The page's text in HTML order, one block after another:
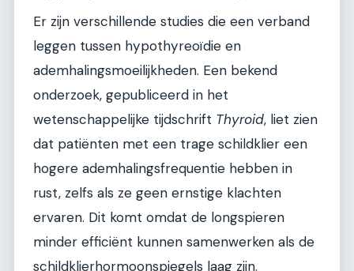
Er zijn verschillende studies die een verband
leggen tussen hypothyreoïdie en
ademhalingsmoeilijkheden. Een bekend
onderzoek, gepubliceerd in het
wetenschappelijke tijdschrift Thyroid, liet zien
dat patiënten met een trage schildklier een
hogere ademhalingsfrequentie hebben in
rust, zelfs als ze geen ernstige klachten
ervaren. Dit komt omdat de longspieren
minder efficiënt kunnen samenwerken als de
schildklierhormoonspiegels laag zijn.